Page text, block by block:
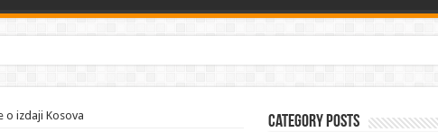
o izdaji Kosova Category Posts